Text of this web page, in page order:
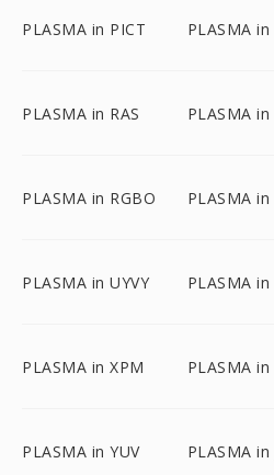
PLASMA in PICT PLASMA
PLASMA in RAS PLASMA in
PLASMA in RGBO PLASMA in
PLASMA in UYVY PLASMA in
PLASMA in XPM PLASMA in
PLASMA in YUV PLASMA in